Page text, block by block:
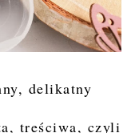
delikatny
treściwa, czyli